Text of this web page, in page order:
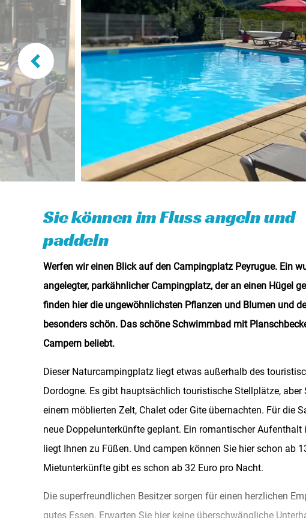
Sie können im Fluss angeln und
paddeln
Werfen wir einen Blick auf den Campingplatz Peyrugue. Ein
angelegter, parkähnlicher Campingplatz, der an einen Hügel
finden hier die ungewöhnlichsten Pflanzen und Blumen und
besonders schön. Das schöne Schwimmbad mit
Campern beliebt.
Dieser Naturcampingplatz liegt etwas außerhalb des
Dordogne. Es gibt hauptsächlich touristische Stellplätze, aber
einem möblierten Zelt, Chalet oder Gite übernachten. Für die
neue Doppelunterkünfte geplant. Ein romantischer Aufenthalt
liegt Ihnen zu Füßen. Und campen können Sie hier schon ab
Mietunterkünfte gibt es schon ab 32 Euro pro Nacht.
Die superfreundlichen Besitzer sorgen für einen herzlichen
gutes Essen. Erwarten Sie hier keine überschwängliche